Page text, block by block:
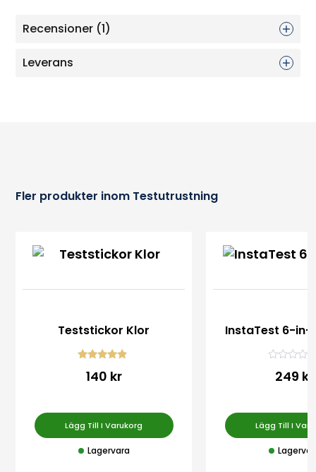
Recensioner (1)
Leverans
Fler produkter inom Testutrustning
Teststickor Klor
4.63
140 kr
Lägg Till I Varukorg
Lagervara
InstaTest 6-in-
249 kr
Lägg Till I